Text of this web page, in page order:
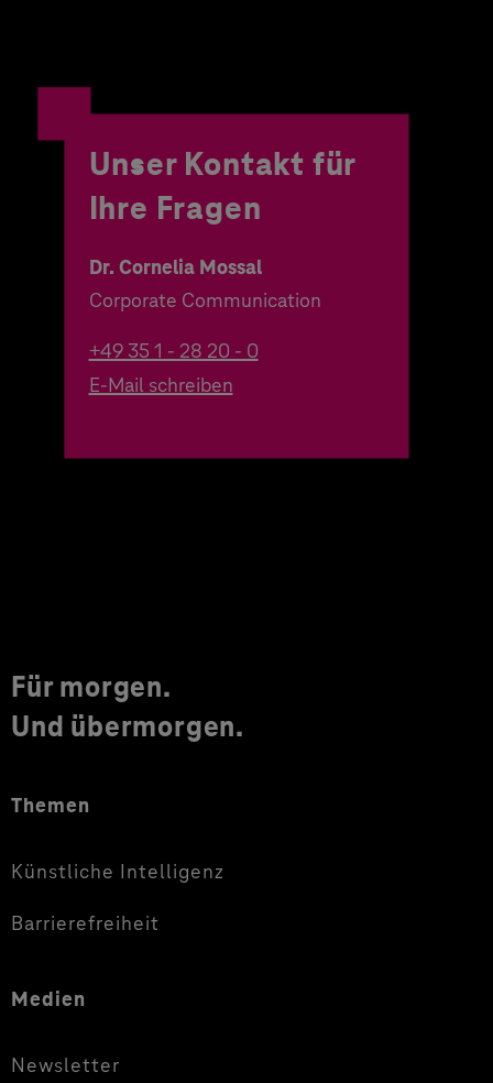
Unser Kontakt für
Ihre Fragen
Dr. Cornelia Mossal
Corporate Communication
+49 35 1 - 28 20 - 0
E-Mail schreiben
Für morgen.
Und übermorgen.
Themen
Künstliche Intelligenz
Barrierefreiheit
Medien
Newsletter